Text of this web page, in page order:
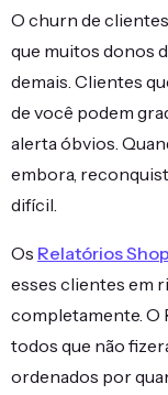
O churn de
que muitos donos
demais. Clientes
de você podem
alerta óbvios.
embora,
difícil.
Os Relatórios
esses clientes em
completamente. O
todos que não
ordenados por